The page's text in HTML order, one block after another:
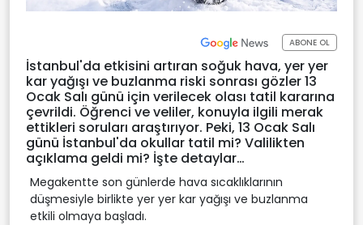
ABONE OL
İstanbul'da etkisini artıran soğuk hava, yer yer
kar yağışı ve buzlanma riski sonrası gözler 13
Ocak Salı günü için verilecek olası tatil kararına
çevrildi. Öğrenci ve veliler, konuyla ilgili merak
ettikleri soruları araştırıyor. Peki, 13 Ocak Salı
günü İstanbul'da okullar tatil mi? Valilikten
açıklama geldi mi? İşte detaylar…
Megakentte son günlerde hava sıcaklıklarının
düşmesiyle birlikte yer yer kar yağışı ve buzlanma
etkili olmaya başladı.